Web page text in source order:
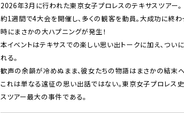
2026年3月に行われた東京女子プロレスのテキサスツアー。
約1週間で4大会を開催し、多くの観客を動員。大成功に終
時にまさかの大ハプニングが発生！
本イベントはテキサスでの楽しい思い出トークに加え、つい
れる。
歓声の余韻が冷めぬまま、彼女たちの物語はまさかの結末へ――
これは単なる遠征の思い出話ではない。東京女子プロレス
スツアー最大の事件である。